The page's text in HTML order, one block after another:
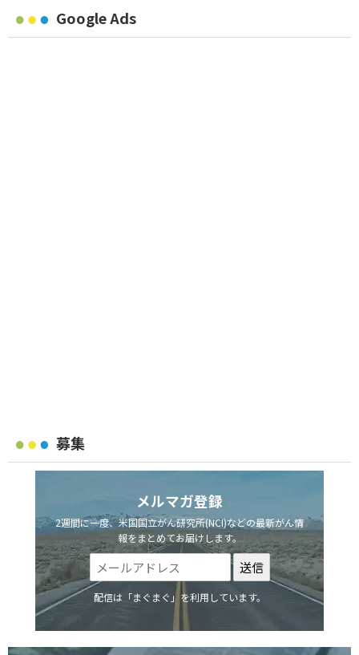
Google Ads
募集
メルマガ登録
2週間に一度、米国国立がん研究所(NCI)などの最新がん情
報をまとめてお届けします。
配信は「まぐまぐ」を利用しています。